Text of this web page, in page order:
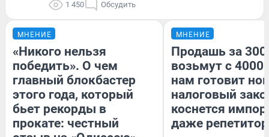
1 450 Обсудить
МНЕНИЕ
«Никого нельзя
победить». О чем
главный блокбастер
этого года, который
бьет рекорды в
прокате: честный
МНЕНИЕ
Продашь за
возьмут с
нам готовит
налоговый
коснется
даже